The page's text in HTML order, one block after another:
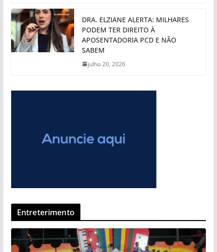
DRA. ELZIANE ALERTA: MILHARES
PODEM TER DIREITO À
APOSENTADORIA PCD E NÃO
SABEM
julho 20, 2026
Entreterimento